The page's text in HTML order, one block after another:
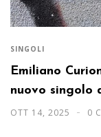
SINGOLI
Emiliano
nuovo singolo
OTT 14, 2025 0